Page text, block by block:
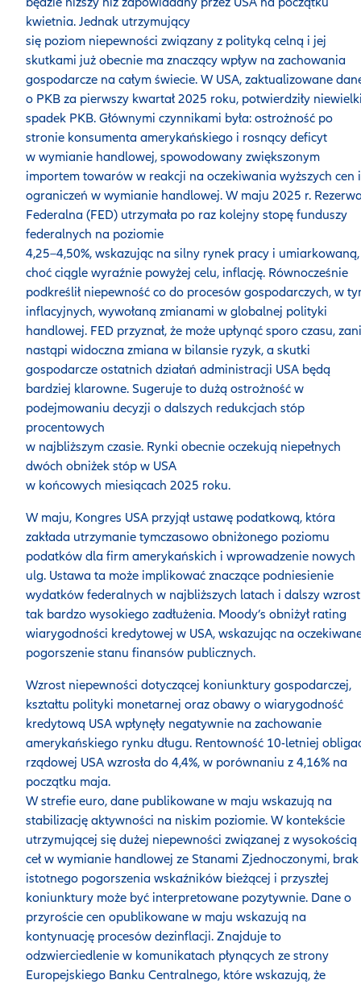
kwietnia. Jednak utrzymujący
się poziom niepewności związany z polityką celną i jej
skutkami już obecnie ma znaczący wpływ na zachowania
gospodarcze na całym świecie. W USA, zaktualizowane
o PKB za pierwszy kwartał 2025 roku, potwierdziły
spadek PKB. Głównymi czynnikami była: ostrożność po
stronie konsumenta amerykańskiego i rosnący deficyt
w wymianie handlowej, spowodowany zwiększonym
importem towarów w reakcji na oczekiwania wyższych cen i
ograniczeń w wymianie handlowej. W maju 2025 r.
Federalna (FED) utrzymała po raz kolejny stopę funduszy
federalnych na poziomie
4,25–4,50%, wskazując na silny rynek pracy i umiarkowaną,
choć ciągle wyraźnie powyżej celu, inflację. Równocześnie
podkreślił niepewność co do procesów gospodarczych, w
inflacyjnych, wywołaną zmianami w globalnej polityki
handlowej. FED przyznał, że może upłynąć sporo czasu,
nastąpi widoczna zmiana w bilansie ryzyk, a skutki
gospodarcze ostatnich działań administracji USA będą
bardziej klarowne. Sugeruje to dużą ostrożność w
podejmowaniu decyzji o dalszych redukcjach stóp
procentowych
w najbliższym czasie. Rynki obecnie oczekują niepełnych
dwóch obniżek stóp w USA
w końcowych miesiącach 2025 roku.
W maju, Kongres USA przyjął ustawę podatkową, która
zakłada utrzymanie tymczasowo obniżonego poziomu
podatków dla firm amerykańskich i wprowadzenie nowych
ulg. Ustawa ta może implikować znaczące podniesienie
wydatków federalnych w najbliższych latach i dalszy
tak bardzo wysokiego zadłużenia. Moody’s obniżył rating
wiarygodności kredytowej w USA, wskazując na
pogorszenie stanu finansów publicznych.
Wzrost niepewności dotyczącej koniunktury gospodarczej,
kształtu polityki monetarnej oraz obawy o wiarygodność
kredytową USA wpłynęły negatywnie na zachowanie
amerykańskiego rynku długu. Rentowność 10-letniej
rządowej USA wzrosła do 4,4%, w porównaniu z 4,16% na
początku maja.
W strefie euro, dane publikowane w maju wskazują na
stabilizację aktywności na niskim poziomie. W kontekście
utrzymującej się dużej niepewności związanej z wysokością
ceł w wymianie handlowej ze Stanami Zjednoczonymi, brak
istotnego pogorszenia wskaźników bieżącej i przyszłej
koniunktury może być interpretowane pozytywnie. Dane o
przyroście cen opublikowane w maju wskazują na
kontynuację procesów dezinflacji. Znajduje to
odzwierciedlenie w komunikatach płynących ze strony
Europejskiego Banku Centralnego, które wskazują, że